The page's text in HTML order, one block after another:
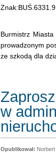
Burmistrz
prowadzonym
ze szkodą dla
w